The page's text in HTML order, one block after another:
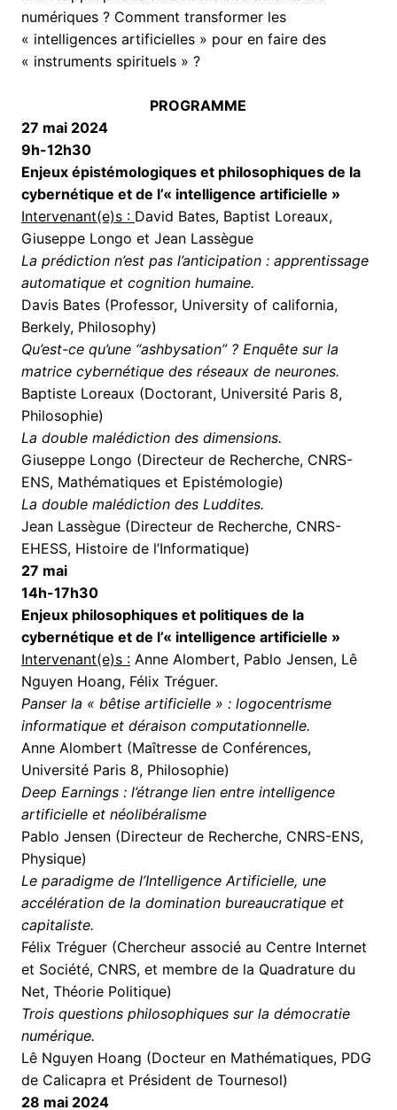
numériques ? Comment transformer les
« intelligences artificielles » pour en faire des
« instruments spirituels » ?
PROGRAMME
27 mai 2024
9h-12h30
Enjeux épistémologiques et philosophiques de la
cybernétique et de l’« intelligence artificielle »
Intervenant(e)s : David Bates, Baptist Loreaux,
Giuseppe Longo et Jean Lassègue
La prédiction n’est pas l’anticipation : apprentissage
automatique et cognition humaine.
Davis Bates (Professor, University of california,
Berkely, Philosophy)
Qu’est-ce qu’une “ashbysation” ? Enquête sur la
matrice cybernétique des réseaux de neurones.
Baptiste Loreaux (Doctorant, Université Paris 8,
Philosophie)
La double malédiction des dimensions.
Giuseppe Longo (Directeur de Recherche, CNRS-
ENS, Mathématiques et Epistémologie)
La double malédiction des Luddites.
Jean Lassègue (Directeur de Recherche, CNRS-
EHESS, Histoire de l’Informatique)
27 mai
14h-17h30
Enjeux philosophiques et politiques de la
cybernétique et de l’« intelligence artificielle »
Intervenant(e)s :Anne Alombert, Pablo Jensen, Lê
Nguyen Hoang, Félix Tréguer.
Panser la « bêtise artificielle » : logocentrisme
informatique et déraison computationnelle.
Anne Alombert (Maîtresse de Conférences,
Université Paris 8, Philosophie)
Deep Earnings : l’étrange lien entre intelligence
artificielle et néolibéralisme
Pablo Jensen (Directeur de Recherche, CNRS-ENS,
Physique)
Le paradigme de l’Intelligence Artificielle, une
accélération de la domination bureaucratique et
capitaliste.
Félix Tréguer (Chercheur associé au Centre Internet
et Société, CNRS, et membre de la Quadrature du
Net, Théorie Politique)
Trois questions philosophiques sur la démocratie
numérique.
Lê Nguyen Hoang (Docteur en Mathématiques, PDG
de Calicapra et Président de Tournesol)
28 mai 2024